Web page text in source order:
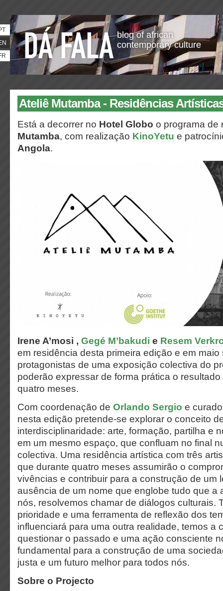
blog of african
contemporary culture
Ateliê Mutamba - Residências
Está a decorrer no Hotel Globo o programa de
Mutamba, com realização KinoYetu e
Angola.
Irene A’mosi , Gegé M’bakudi e Resem
em residência desta primeira edição e em maio
protagonistas de uma exposição colectiva do
poderão expressar de forma prática o
quatro meses.
Com coordenação de Orlando Sergio e
nesta edição pretende-se explorar o conceito
interdisciplinaridade: arte, formação, partilha e
em um mesmo espaço, que confluam no final
colectiva. Uma residência artística com três
que durante quatro meses assumirão o
vivências e contribuir para a construção de um
ausência de um nome que englobe tudo que a
nós, resolvemos chamar de diálogos culturais.
prioridade e uma ferramenta de reflexão dos
influenciará para uma outra realidade, temos a
questionar o passado e uma ação consciente
fundamental para a construção de uma
justa e um futuro melhor para todos nós.
Sobre o Projecto